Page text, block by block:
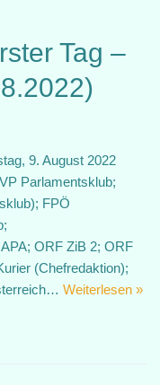
Tag –
9. August 2022
Parlamentsklub;
FPÖ
ORF ZiB 2; ORF
(Chefredaktion);
Weiterlesen »